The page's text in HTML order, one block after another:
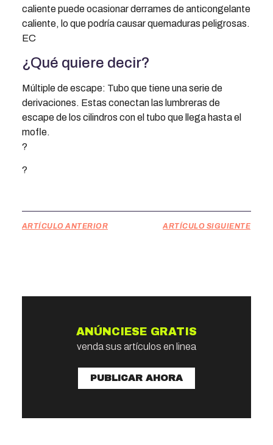
caliente puede ocasionar derrames de anticongelante
caliente, lo que podría causar quemaduras peligrosas.
EC
¿Qué quiere decir?
Múltiple de escape: Tubo que tiene una serie de
derivaciones. Estas conectan las lumbreras de
escape de los cilindros con el tubo que llega hasta el
mofle.
?
?
ARTÍCULO ANTERIOR ARTÍCULO SIGUIENTE
ANÚNCIESE GRATIS
venda sus artículos en linea
PUBLICAR AHORA